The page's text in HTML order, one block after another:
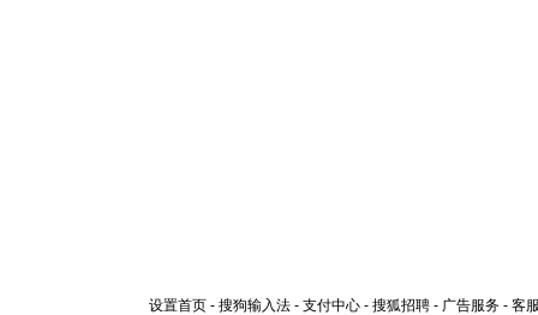
设置首页 - 搜狗输入法 - 支付中心 - 搜狐招聘 - 广告服务 - 客